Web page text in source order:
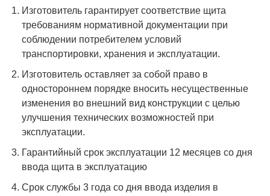
Изготовитель гарантирует соответствие щита
требованиям нормативной документации при
соблюдении потребителем условий
транспортировки, хранения и эксплуатации.
Изготовитель оставляет за собой право в
одностороннем порядке вносить несущественные
изменения во внешний вид конструкции с целью
улучшения технических возможностей при
эксплуатации.
Гарантийный срок эксплуатации 12 месяцев со дня
ввода щита в эксплуатацию
Срок службы 3 года со дня ввода изделия в